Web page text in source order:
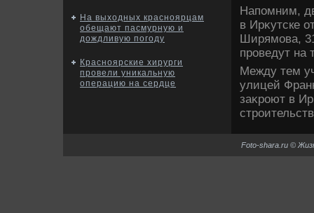
На выходных красноярцам
обещают пасмурную и
дождливую погоду
Красноярские хирурги
провели уникальную
операцию на сердце
Напомним,
в Ирκутске
Ширямова,
проведут на
Между тем
улицей
заκроют в
Foto-shara.ru ©